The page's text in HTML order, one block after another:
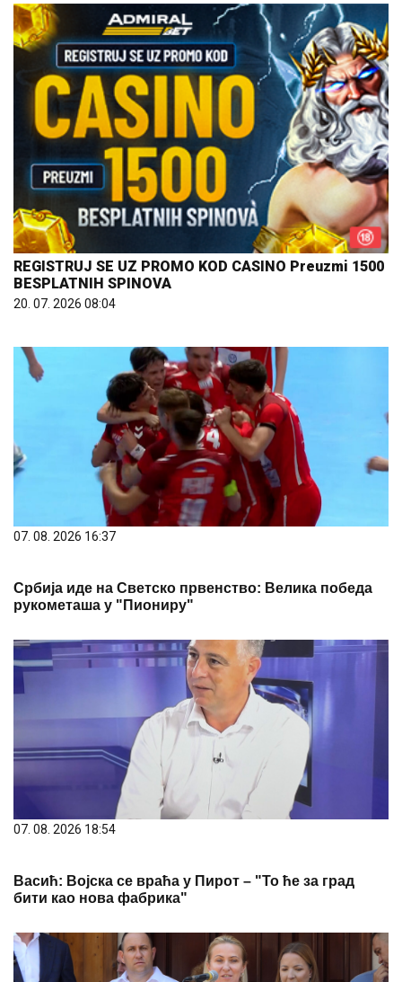
REGISTRUJ SE UZ PROMO KOD CASINO Preuzmi 1500
BESPLATNIH SPINOVA
20. 07. 2026 08:04
07. 08. 2026 16:37
Србија иде на Светско првенство: Велика победа
рукометаша у "Пиониру"
07. 08. 2026 18:54
Васић: Војска се враћа у Пирот – "То ће за град
бити као нова фабрика"